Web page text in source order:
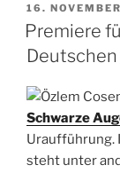
AM
16.
Premiere
Schwarze
Uraufführung.
steht unter